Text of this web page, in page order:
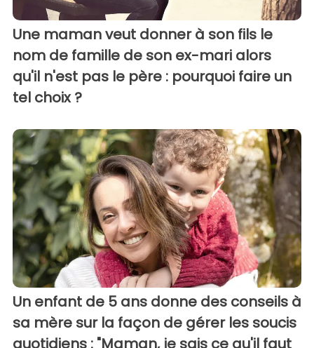
Une maman veut donner à son fils le
nom de famille de son ex-mari alors
qu'il n'est pas le père : pourquoi faire un
tel choix ?
Un enfant de 5 ans donne des conseils à
sa mère sur la façon de gérer les soucis
quotidiens : "Maman, je sais ce qu'il faut